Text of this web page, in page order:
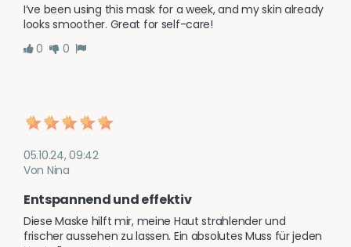
I’ve been using this mask for a week, and my skin already
looks smoother. Great for self-care!
0
0
05.10.24, 09:42
Von Nina
Entspannend und effektiv
Diese Maske hilft mir, meine Haut strahlender und
frischer aussehen zu lassen. Ein absolutes Muss für jeden